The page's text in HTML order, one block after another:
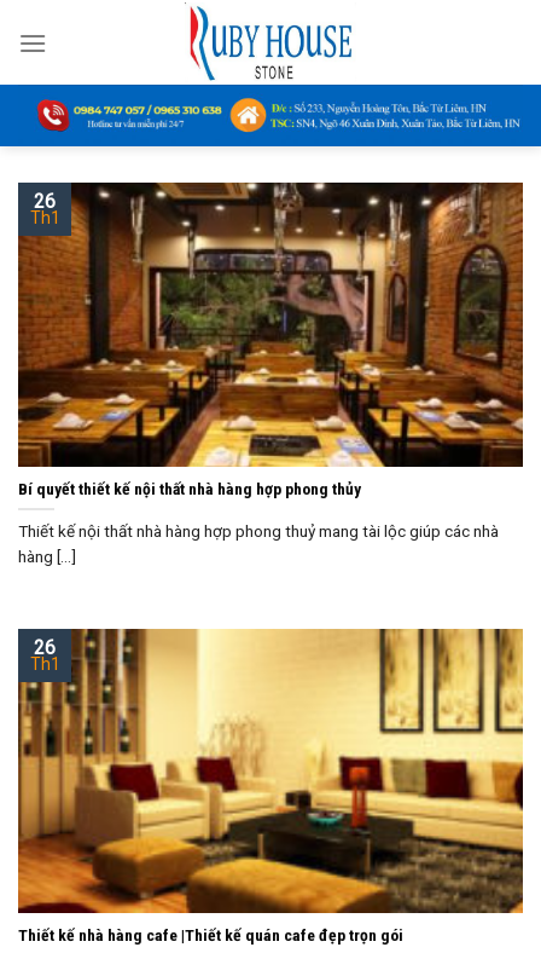
Bí quyết thiết kế nội thất nhà hàng hợp phong thủy
Thiết kế nội thất nhà hàng hợp phong thuỷ mang tài lộc giúp các nhà
hàng [...]
26
Th1
Thiết kế nhà hàng cafe |Thiết kế quán cafe đẹp trọn gói
26
Th1